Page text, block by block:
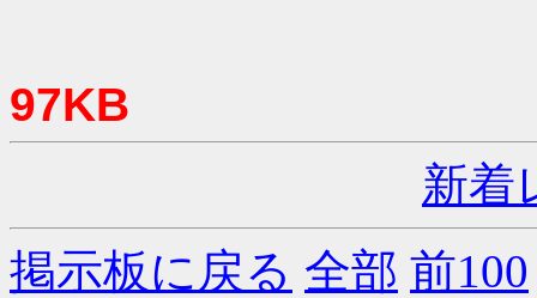
97KB
新着
掲示板に戻る 全部 前100